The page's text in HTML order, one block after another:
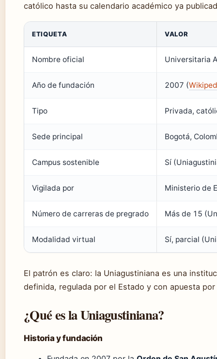
católico hasta su calendario académico ya
ETIQUETA VALOR
Nombre oficial Universitaria
Año de fundación 2007 (
Tipo Privada,
Sede principal Bogotá,
Campus sostenible Sí
Vigilada por Ministerio de
Número de carreras de pregrado Más de 15
Modalidad virtual Sí, parcial
El patrón es claro: la Uniagustiniana es una
definida, regulada por el Estado y con apuesta
¿Qué es la Uniagustiniana?
Historia y fundación